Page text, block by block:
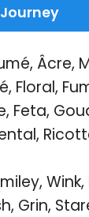
Journey
Âcre,
Floral,
Feta,
Grin,